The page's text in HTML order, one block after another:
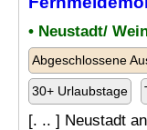
• Neustadt/
Abgeschlossene
30+ Urlaubstage
[. .. ] Neustadt